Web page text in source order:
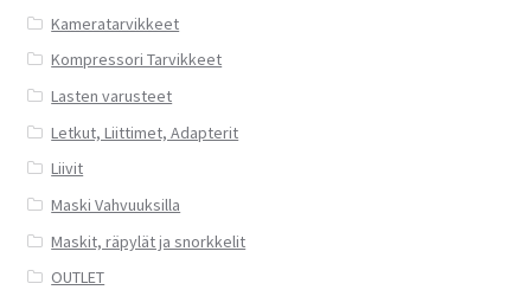
Kameratarvikkeet
Kompressori Tarvikkeet
Lasten varusteet
Letkut, Liittimet, Adapterit
Liivit
Maski Vahvuuksilla
Maskit, räpylät ja snorkkelit
OUTLET